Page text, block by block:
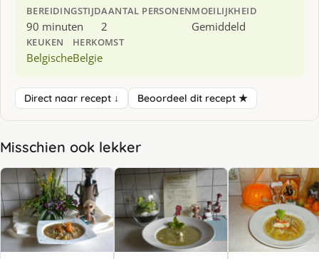
BEREIDINGSTIJD
90 minuten
AANTAL PERSONEN
2
MOEILIJKHEID
Gemiddeld
KEUKEN
Belgische
HERKOMST
Belgie
Direct naar recept ↓ Beoordeel dit recept ★
Misschien ook lekker